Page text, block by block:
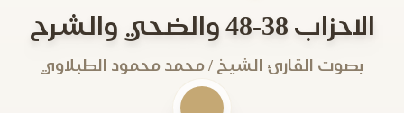
الاحزاب 38-48 والضحي والشرح
بصوت القارئ الشيخ / محمد محمود الطبلاوي